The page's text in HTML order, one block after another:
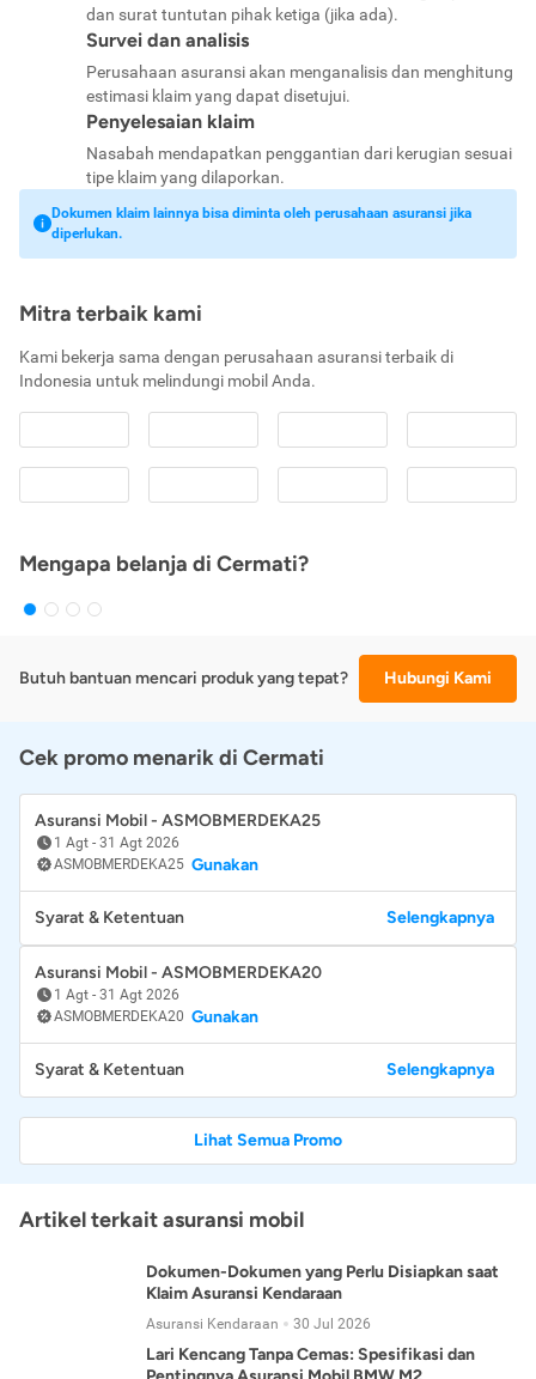
dan surat tuntutan pihak ketiga (jika ada).
Survei dan analisis
Perusahaan asuransi akan menganalisis dan menghitung
estimasi klaim yang dapat disetujui.
Penyelesaian klaim
Nasabah mendapatkan penggantian dari kerugian sesuai
tipe klaim yang dilaporkan.
Dokumen klaim lainnya bisa diminta oleh perusahaan asuransi jika
diperlukan.
Mitra terbaik kami
Kami bekerja sama dengan perusahaan asuransi terbaik di
Indonesia untuk melindungi mobil Anda.
Mengapa belanja di Cermati?
Butuh bantuan mencari produk yang tepat? Hubungi Kami
Cek promo menarik di Cermati
Asuransi Mobil - ASMOBMERDEKA25
1 Agt - 31 Agt 2026
ASMOBMERDEKA25 Gunakan
Syarat & Ketentuan Selengkapnya
Asuransi Mobil - ASMOBMERDEKA20
1 Agt - 31 Agt 2026
ASMOBMERDEKA20 Gunakan
Syarat & Ketentuan Selengkapnya
Lihat Semua Promo
Artikel terkait asuransi mobil
Dokumen-Dokumen yang Perlu Disiapkan saat
Klaim Asuransi Kendaraan
Asuransi Kendaraan 30 Jul 2026
Lari Kencang Tanpa Cemas: Spesifikasi dan